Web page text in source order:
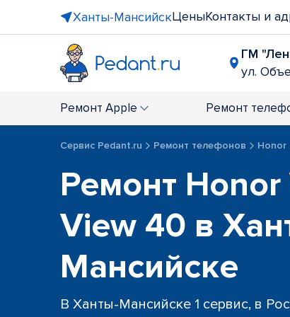
Ханты-МансийскЦеныКонтакты и
ГМ
ул.
Ремонт Apple Ремонт
Сервис Pedant.ru Ремонт телефонов Honor
Ремонт
View 40 в
Мансийске
В Ханты-Мансийске 1 сервис, в